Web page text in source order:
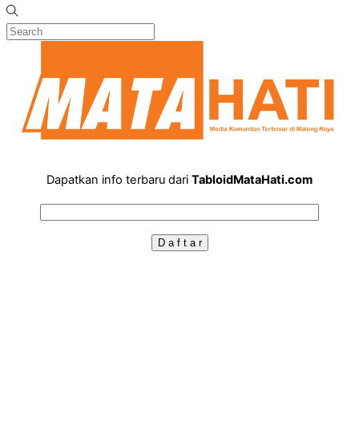
Dapatkan info terbaru dari TabloidMataHati.com